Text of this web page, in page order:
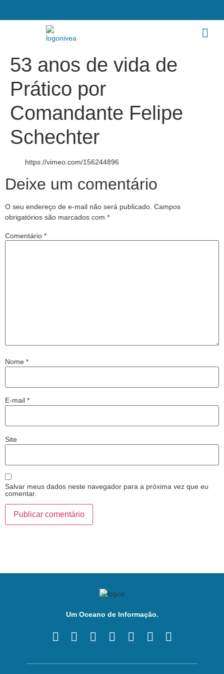
53 anos de vida de
Prático por
Comandante Felipe
Schechter
https://vimeo.com/156244896
Deixe um comentário
O seu endereço de e-mail não será publicado. Campos
obrigatórios são marcados com *
Comentário *
Nome *
E-mail *
Site
Salvar meus dados neste navegador para a próxima vez que eu
comentar.
Um Oceano de Informação.